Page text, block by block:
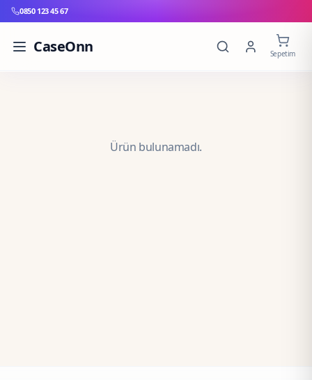
0850 123 45 67
CaseOnn Sepetim
Ürün bulunamadı.